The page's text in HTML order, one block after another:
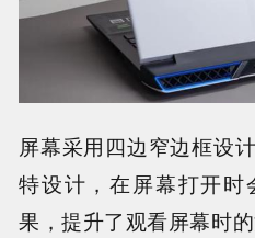
屏幕采用四边窄边框设
特设计，在屏幕打开
果，提升了观看屏幕时